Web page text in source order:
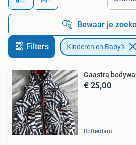
Bewaar je
Filters Kinderen en Baby's
Gaastra
€ 25,00
Rotterdam